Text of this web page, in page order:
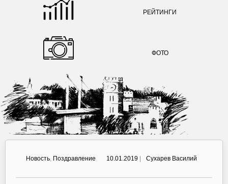
РЕЙТИНГИ
ФОТО
Новость, Поздравление 10.01.2019 Сухарев Василий